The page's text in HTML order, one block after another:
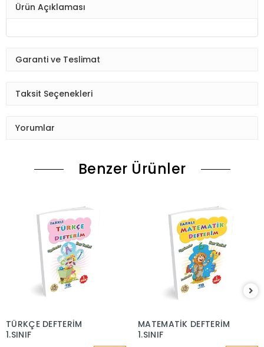
Ürün Açıklaması
Garanti ve Teslimat
Taksit Seçenekleri
Yorumlar
Benzer Ürünler
TÜRKÇE DEFTERİM
1.SINIF
MATEMATİK DEFTERİM
1.SINIF